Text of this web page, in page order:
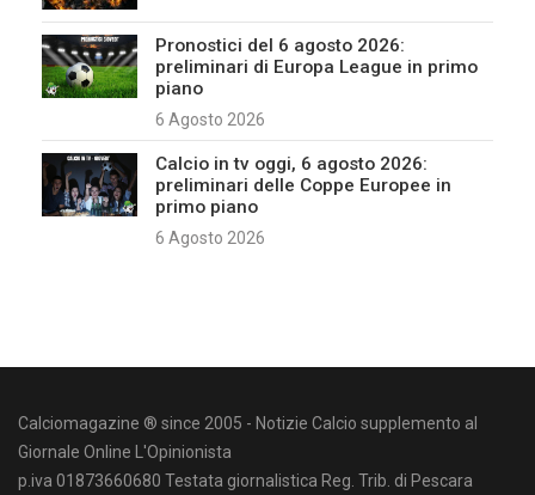
Pronostici del 6 agosto 2026:
preliminari di Europa League in primo
piano
6 Agosto 2026
Calcio in tv oggi, 6 agosto 2026:
preliminari delle Coppe Europee in
primo piano
6 Agosto 2026
Calciomagazine ® since 2005 - Notizie Calcio supplemento al
Giornale Online L'Opinionista
p.iva 01873660680 Testata giornalistica Reg. Trib. di Pescara